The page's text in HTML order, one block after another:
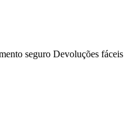
seguro Devoluções fáceis